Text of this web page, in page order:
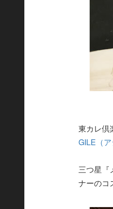
東カレ倶
GILE（ア
三つ星『
ナーのコ